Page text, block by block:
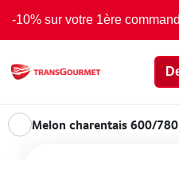
-10% sur votre 1ère
Melon charentais 600/780